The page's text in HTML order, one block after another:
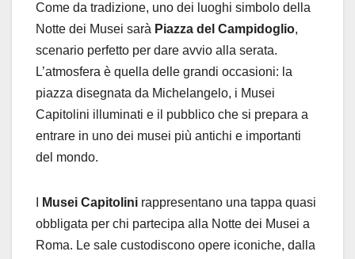
Come da tradizione, uno dei luoghi simbolo della
Notte dei Musei sarà Piazza del Campidoglio,
scenario perfetto per dare avvio alla serata.
L’atmosfera è quella delle grandi occasioni: la
piazza disegnata da Michelangelo, i Musei
Capitolini illuminati e il pubblico che si prepara a
entrare in uno dei musei più antichi e importanti
del mondo.
Musei Capitolini rappresentano una tappa quasi
obbligata per chi partecipa alla Notte dei Musei a
Roma. Le sale custodiscono opere iconiche, dalla